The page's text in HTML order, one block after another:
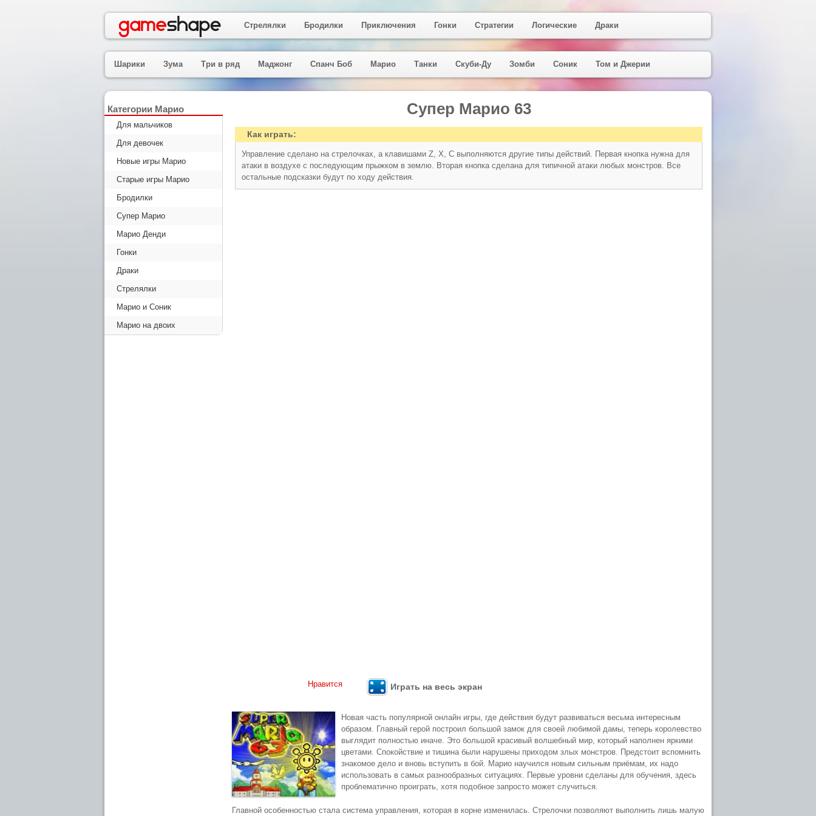
Супер Марио 63
Как играть:
Управление сделано на стрелочках, а клавишами Z, X, C выполняются другие типы действий. Первая кнопка нужна для
атаки в воздухе с последующим прыжком в землю. Вторая кнопка сделана для типичной атаки любых монстров. Все
остальные подсказки будут по ходу действия.
Нравится Играть на весь экран
Новая часть популярной онлайн игры, где действия будут развиваться весьма интересным
образом. Главный герой построил большой замок для своей любимой дамы, теперь королевство
выглядит полностью иначе. Это большой красивый волшебный мир, который наполнен яркими
цветами. Спокойствие и тишина были нарушены приходом злых монстров. Предстоит вспомнить
знакомое дело и вновь вступить в бой. Марио научился новым сильным приёмам, их надо
использовать в самых разнообразных ситуациях. Первые уровни сделаны для обучения, здесь
проблематично проиграть, хотя подобное запросто может случиться.
Главной особенностью стала система управления, которая в корне изменилась. Стрелочки позволяют выполнить лишь малую
Категории Марио
Для мальчиков
Для девочек
Новые игры Марио
Старые игры Марио
Бродилки
Супер Марио
Марио Денди
Гонки
Драки
Стрелялки
Марио и Соник
Марио на двоих
Стрелялки Бродилки Приключения Гонки Стратегии Логические Драки
Шарики Зума Три в ряд Маджонг Спанч Боб Марио Танки Скуби-Ду Зомби Соник Том и Джерии